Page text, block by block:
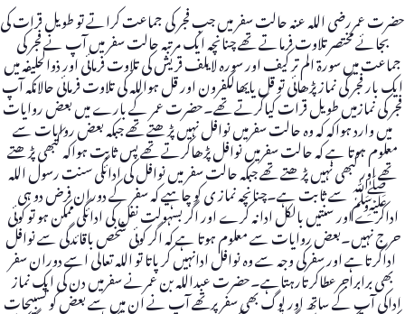
حضرت عمررضی اللہ عنہ حالت سفر میں جب فجر کی جماعت کراتے تو طویل قرات کی
بجائے مختصرتلاوت فرماتے تھے چنانچہ ایک مرتبہ حالت سفر میں آپ نے فجر کی
جماعت میں سورۃ الم تر کیف اور سورہ لایلف قریش کی تلاوت فرمائی اور ذوالحلیفہ میں
ایک بار فجر کی نماز پڑھائی تو قل یایھالکفرون اور قل ہواللہ کی تلاوت فرمائی حالانکہ آپ
فجر کی نمازمیں طویل قرات کیاکرتے تھے۔حضرت عمر کے بارے میں بعض روایات
میں وارد ہواکہ کہ وہ حالت سفرمیں نوافل نہیں پڑھتے تھے جبکہ بعض روایات سے
معلوم ہوتا ہے کہ حالت سفرمیں نوافل پڑھاکرتے تھے پس ثابت ہواکہ کبھی پڑھتے
تھے اور کبھی نہیں پڑھتے تھے جبکہ حالت سفر میں نوافل کی ادائگی سنت رسول اللہ
ﷺ سے ثابت ہے۔چنانچہ نماز ی کو چاہیے کہ سفر کے دوران فرض دو ہی
اداکرے اور سنتیں بالکل ادانہ کرے اور اگر بسہولت نفل کی ادائگی ممکن ہو تو کوئی
حرج نہیں۔بعض روایات سے معلوم ہوتا ہے کہ اگر کوئی شخص باقائدگی سے نوافل
اداکرتاہے اور سفرکی وجہ سے وہ نوافل ادانہیں کرپاتا تو اللہ تعالی اسے دوران سفر
بھی برابراجرعطاکرتارہتاہے۔حضرت عبداللہ بن عمرنے سفرمیں دن کی ایک نماز
اداکی آپ کے ساتھ اور لوگ بھی سفرپرتھے آپ نے ان میں سے بعض کو تسبیحات